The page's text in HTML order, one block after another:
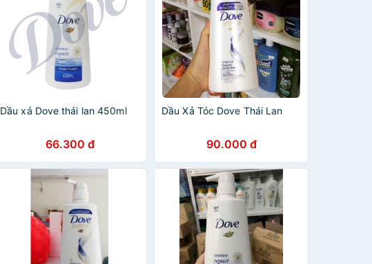
Dầu xả Dove thái lan 450ml
66.300 đ
Dầu Xả Tóc Dove Thái Lan
90.000 đ